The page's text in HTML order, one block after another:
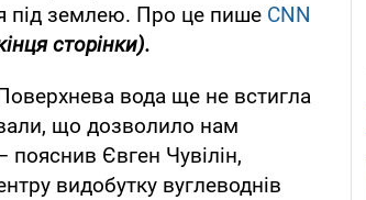
під землею. Про це пише CNN
сторінки).
вода ще не встигла
що дозволило нам
пояснив Євген Чувілін,
видобутку вуглеводнів